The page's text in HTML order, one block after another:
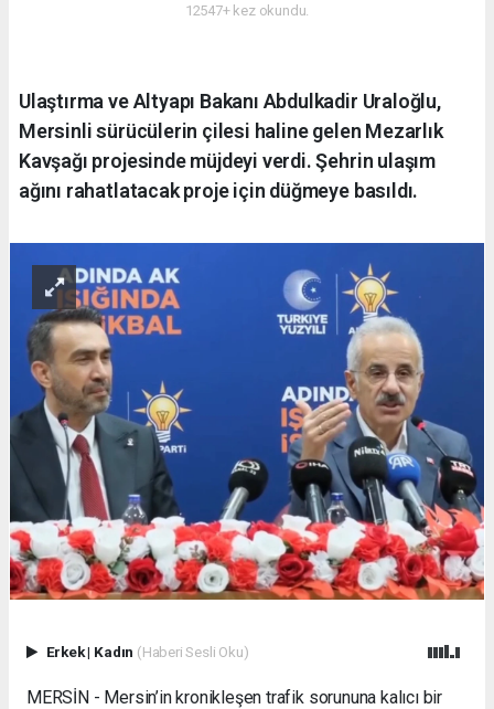
12547+ kez okundu.
Ulaştırma ve Altyapı Bakanı Abdulkadir Uraloğlu,
Mersinli sürücülerin çilesi haline gelen Mezarlık
Kavşağı projesinde müjdeyi verdi. Şehrin ulaşım
ağını rahatlatacak proje için düğmeye basıldı.
Erkek| Kadın (Haberi Sesli Oku)
MERSİN - Mersin’in kronikleşen trafik sorununa kalıcı bir